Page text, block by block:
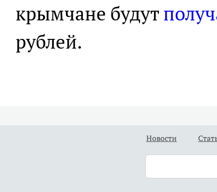
крымчане будут
рублей.
Новости